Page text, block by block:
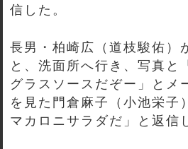
信した。
長男・柏崎広（道枝駿佑）
と、洗面所へ行き、写真と
グラスソースだぞー」とメ
を見た門倉麻子（小池栄子
マカロニサラダだ」と返信